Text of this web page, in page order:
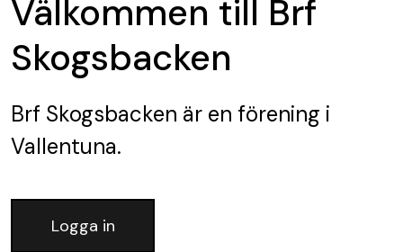
Välkommen till Brf
Skogsbacken
Brf Skogsbacken är en förening i
Vallentuna.
Logga in